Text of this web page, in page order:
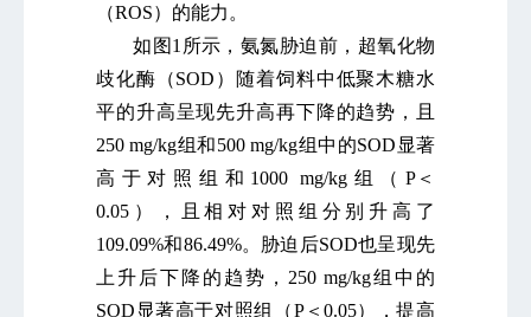
（ROS）的能力。
如图1所示，氨氮胁迫前，超氧化物
歧化酶（SOD）随着饲料中低聚木糖水
平的升高呈现先升高再下降的趋势，且
250 mg/kg组和500 mg/kg组中的SOD显著
高于对照组和1000 mg/kg组（P＜
0.05），且相对对照组分别升高了
109.09%和86.49%。胁迫后SOD也呈现先
上升后下降的趋势，250 mg/kg组中的
SOD显著高于对照组（P＜0.05），提高